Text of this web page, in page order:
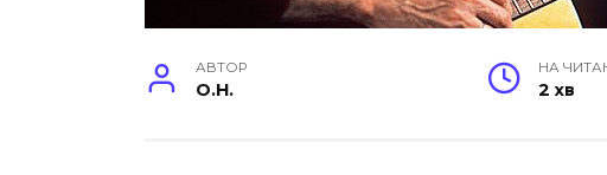
АВТОР
O.H.
НА
2 хв